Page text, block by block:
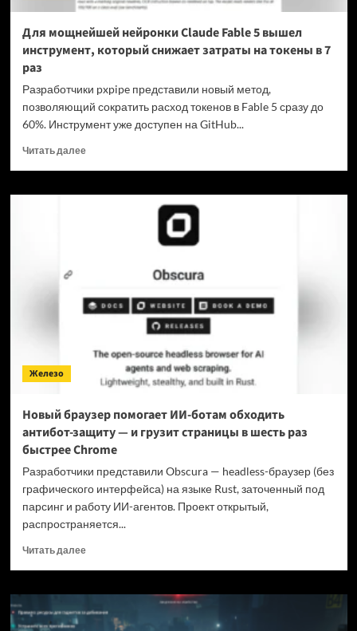
на
Для мощнейшей нейронки Claude Fable 5 вышел
инструмент, который снижает затраты на токены в 7
раз
Разработчики pxpipe представили новый метод,
позволяющий сократить расход токенов в Fable 5 сразу до
60%. Инструмент уже доступен на GitHub...
Читать далееПрочитать
Для
инструмент,
который
на
токены
раз
Железо
Новый браузер помогает ИИ-ботам обходить
антибот-защиту — и грузит страницы в шесть раз
быстрее Chrome
Разработчики представили Obscura — headless-браузер (без
графического интерфейса) на языке Rust, заточенный под
парсинг и работу ИИ-агентов. Проект открытый,
распространяется...
Читать далееПрочитать
Новый
браузер
помогает